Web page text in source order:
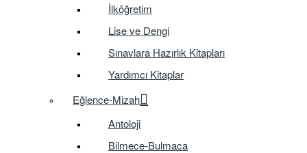
İlköğretim
Lise ve Dengi
Sınavlara Hazırlık Kitapları
Yardımcı Kitaplar
Eğlence-Mizah
Antoloji
Bilmece-Bulmaca